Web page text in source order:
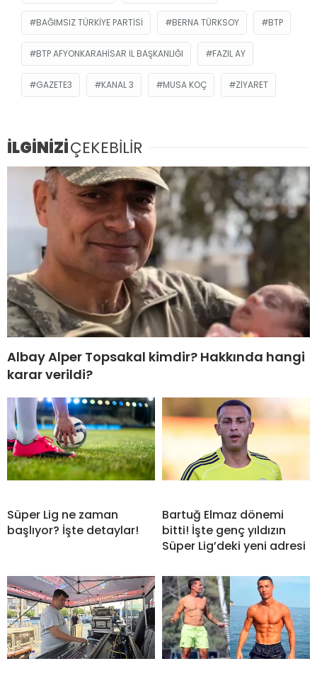
BAĞIMSIZ TÜRKIYE PARTISI BERNA TÜRKSOY BTP
BTP AFYONKARAHISAR İL BAŞKANLIĞI FAZIL AY
GAZETE3 KANAL 3 MUSA KOÇ ZIYARET
İLGİNİZİÇEKEBİLİR
Albay Alper Topsakal kimdir? Hakkında hangi
karar verildi?
Süper Lig ne zaman
başlıyor? İşte detaylar!
Bartuğ Elmaz dönemi
bitti! İşte genç yıldızın
Süper Lig’deki yeni adresi